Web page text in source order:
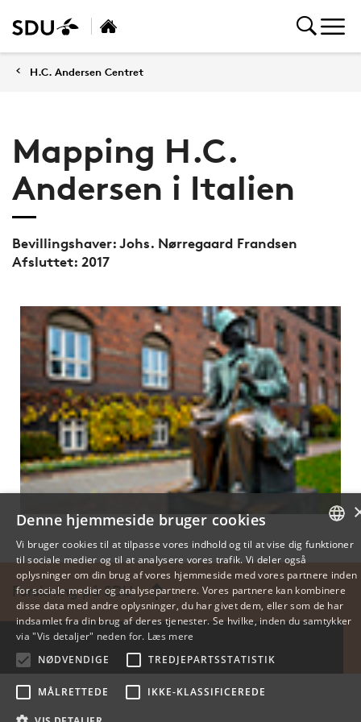
H.C. Andersen Centret
Mapping H.C.
Andersen i Italien
Bevillingshaver: Johs. Nørregaard Frandsen
Afsluttet: 2017
Forskning på SDU ENGLISH
Denne hjemmeside bruger cookies
Vi bruger cookies til at tilpasse vores indhold og til at vise dig funktioner
til sociale medier og til at analysere vores trafik. Vi deler også
oplysninger om din brug af vores hjemmeside med vores partnere inden
for sociale medier og analysepartnere. Vores partnere kan kombinere
disse data med andre oplysninger, du har givet dem, eller som de har
indsamlet fra din brug af deres tjenester. Se hvilke, inden du samtykker
via "Vis detaljer" neden for. Læs mere
NØDVENDIGE
TREDJEPARTSSTATISTIK
MÅLRETTEDE IKKE-KLASSIFICEREDE